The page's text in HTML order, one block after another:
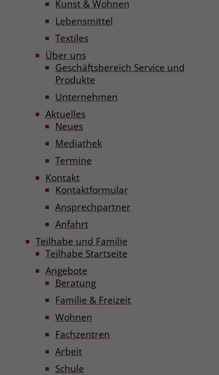
Kunst & Wohnen
Lebensmittel
Textiles
Über uns
Geschäftsbereich Service und
Produkte
Unternehmen
Aktuelles
Neues
Mediathek
Termine
Kontakt
Kontaktformular
Ansprechpartner
Anfahrt
Teilhabe und Familie
Teilhabe Startseite
Angebote
Beratung
Familie & Freizeit
Wohnen
Fachzentren
Arbeit
Schule